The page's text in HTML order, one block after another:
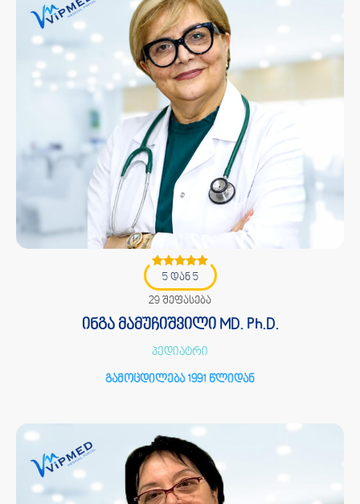
5 დან 5
29 შეფასება
ინგა მამუჩიშვილი MD. Ph.D.
პედიატრი
გამოცდილება 1991 წლიდან